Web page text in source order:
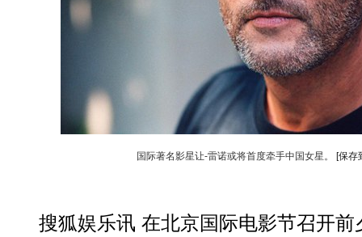
国际著名影星让-雷诺或将首度牵手中国女星。 [保存
搜狐娱乐讯 在北京国际电影节召开前